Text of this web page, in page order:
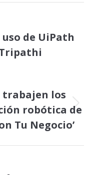
de UiPath
trabajen los
robótica de
Tu Negocio’